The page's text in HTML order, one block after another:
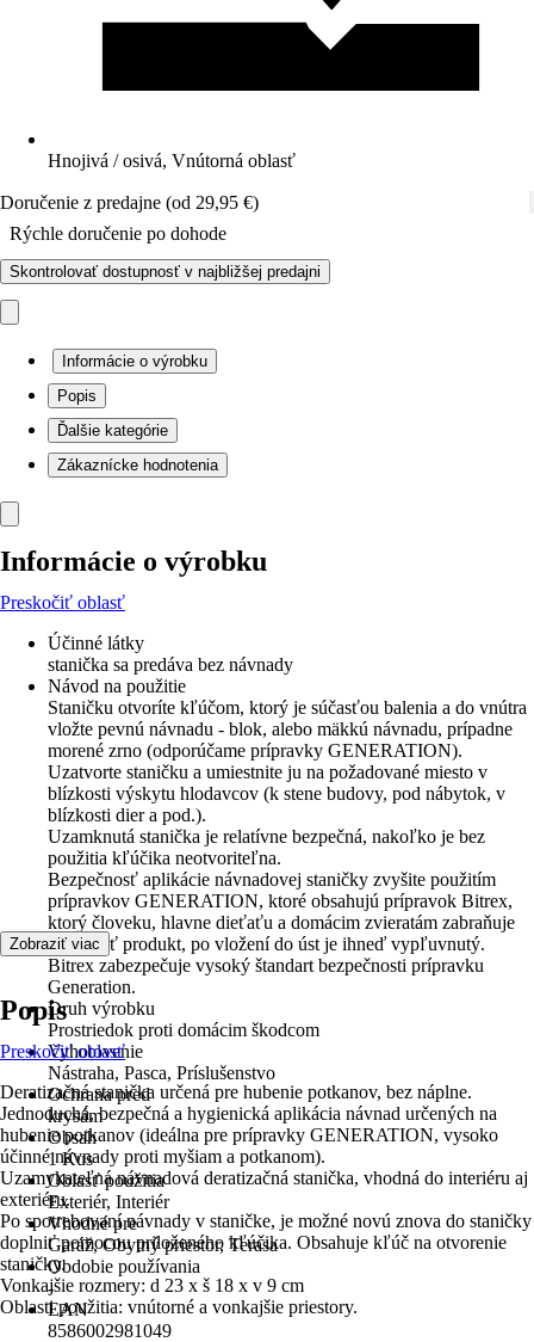
Hnojivá / osivá, Vnútorná oblasť
Doručenie z predajne (od 29,95 €)
Rýchle doručenie po dohode
Skontrolovať dostupnosť v najbližšej predajni
Informácie o výrobku
Popis
Ďalšie kategórie
Zákaznícke hodnotenia
Informácie o výrobku
Preskočiť oblasť
Účinné látky
stanička sa predáva bez návnady
Návod na použitie
Staničku otvoríte kľúčom, ktorý je súčasťou balenia a do vnútra
vložte pevnú návnadu - blok, alebo mäkkú návnadu, prípadne
morené zrno (odporúčame prípravky GENERATION).
Uzatvorte staničku a umiestnite ju na požadované miesto v
blízkosti výskytu hlodavcov (k stene budovy, pod nábytok, v
blízkosti dier a pod.).
Uzamknutá stanička je relatívne bezpečná, nakoľko je bez
použitia kľúčika neotvoriteľna.
Bezpečnosť aplikácie návnadovej staničky zvyšite použitím
prípravkov GENERATION, ktoré obsahujú prípravok Bitrex,
ktorý človeku, hlavne dieťaťu a domácim zvieratám zabraňuje
prehltnúť produkt, po vložení do úst je ihneď vypľuvnutý.
Bitrex zabezpečuje vysoký štandart bezpečnosti prípravku
Generation.
Druh výrobku
Prostriedok proti domácim škodcom
Vyhotovenie
Nástraha, Pasca, Príslušenstvo
Ochrana pred
krysám
Obsah
1 Kus
Oblasť použitia
Exteriér, Interiér
Vhodné pre
Garáž, Obytný priestor, Terasa
Obdobie používania
-
EAN
8586002981049
Zobraziť viac
Popis
Preskočiť oblasť
Deratizačná stanička určená pre hubenie potkanov, bez náplne.
Jednoduchá, bezpečná a hygienická aplikácia návnad určených na
hubenie potkanov (ideálna pre prípravky GENERATION, vysoko
účinné návnady proti myšiam a potkanom).
Uzamykateľná návnadová deratizačná stanička, vhodná do interiéru aj
exteriéru.
Po spotrebovaní návnady v staničke, je možné novú znova do staničky
doplniť pomocou priloženého kľúčika. Obsahuje kľúč na otvorenie
staničky.
Vonkajšie rozmery: d 23 x š 18 x v 9 cm
Oblasti použitia: vnútorné a vonkajšie priestory.